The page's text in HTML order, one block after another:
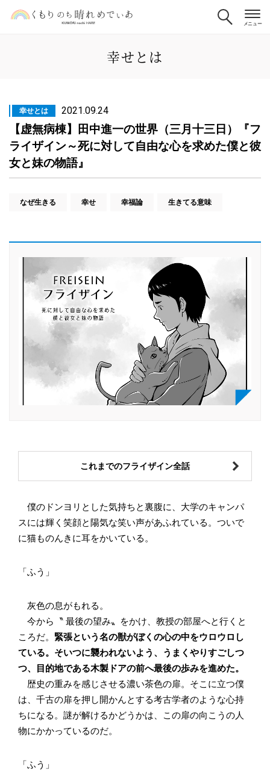
幸せとは
幸せとは 2021.09.24
【虚無病棟】田中進一の世界（三月十三日）『フ
ライザイン～死に対して自由な心を求めた僕と彼
女と妹の物語』
なぜ生きる 幸せ 幸福論 生きてる意味
これまでのフライザイン全話
僕のドンヨリとした気持ちと裏腹に、大学のキャンパ
スには輝く笑顔と陽気な笑い声があふれている。ついで
に猫ものんきに耳をかいている。
「ふう」
灰色の息がもれる。
今から〝 最後の望み〟をかけ、教授の部屋へと行くと
ころだ。 緊張という名の獣がぼくの心の中をウロウロし
ている。そいつに襲われないよう、うまくやりすごしつ
つ、目的地である木製ドアの前へ最後の歩みを進めた。
歴史の重みを感じさせる濃い茶色の扉。そこに立つ僕
は、千古の扉を押し開かんとする考古学者のような心持
ちになる。謎が解けるかどうかは、この扉の向こうの人
物にかかっているのだ。
「ふう」